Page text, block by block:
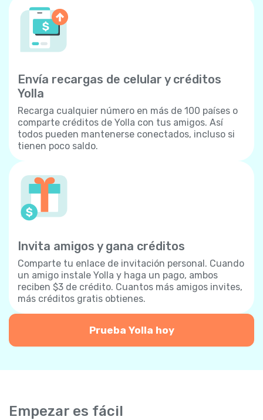
Envía recargas de celular y créditos
Yolla
Recarga cualquier número en más de 100 países o
comparte créditos de Yolla con tus amigos. Así
todos pueden mantenerse conectados, incluso si
tienen poco saldo.
Invita amigos y gana créditos
Comparte tu enlace de invitación personal. Cuando
un amigo instale Yolla y haga un pago, ambos
reciben $3 de crédito. Cuantos más amigos invites,
más créditos gratis obtienes.
Prueba Yolla hoy
Empezar es fácil